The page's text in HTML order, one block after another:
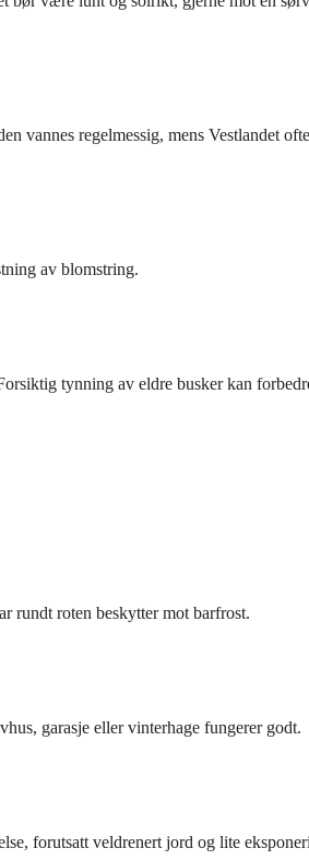
vannes regelmessig, mens Vestlandet
av blomstring.
tynning av eldre busker kan
rundt roten beskytter mot barfrost.
garasje eller vinterhage fungerer godt.
forutsatt veldrenert jord og lite